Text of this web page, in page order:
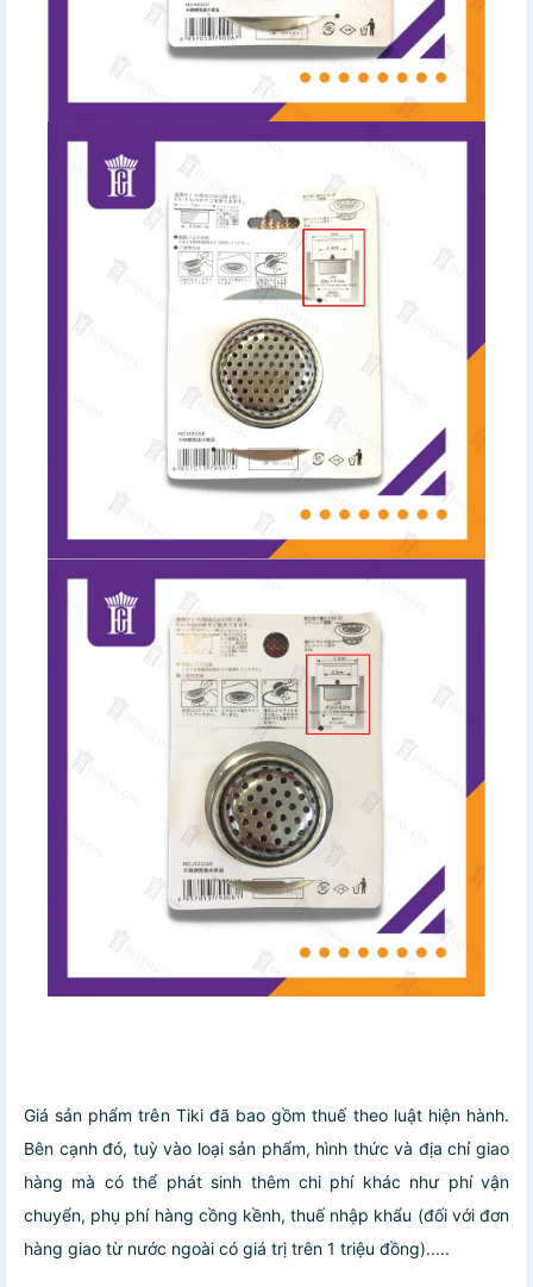
Giá sản phẩm trên Tiki đã bao gồm thuế theo luật hiện hành.
Bên cạnh đó, tuỳ vào loại sản phẩm, hình thức và địa chỉ giao
hàng mà có thể phát sinh thêm chi phí khác như phí vận
chuyển, phụ phí hàng cồng kềnh, thuế nhập khẩu (đối với đơn
hàng giao từ nước ngoài có giá trị trên 1 triệu đồng).....